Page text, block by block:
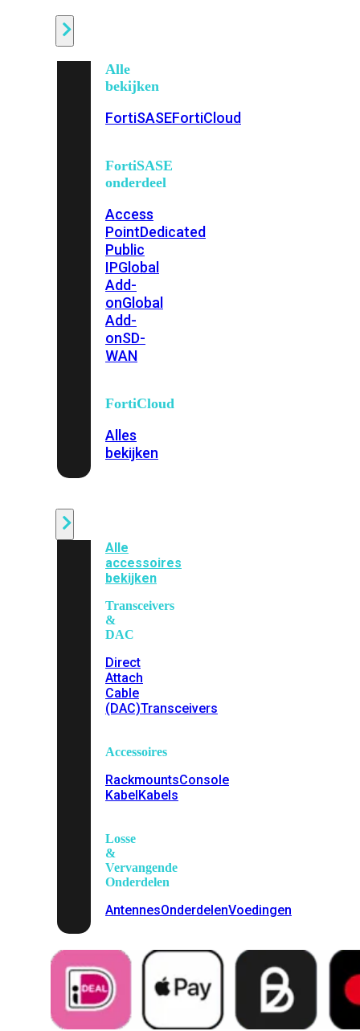
Alle
bekijken
FortiSASEFortiCloud
FortiSASE
onderdeel
Access
PointDedicated
Public
IPGlobal
Add-
onGlobal
Add-
onSD-
WAN
FortiCloud
Alles
bekijken
Alle
accessoires
bekijken
Transceivers
&
DAC
Direct
Attach
Cable
(DAC)Transceivers
Accessoires
RackmountsConsole
KabelKabels
Losse
&
Vervangende
Onderdelen
AntennesOnderdelenVoedingen